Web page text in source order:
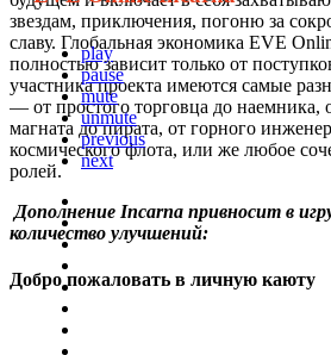
звездам, приключения, погоню за
славу. Глобальная экономика EVE
полностью зависит только от
участника проекта имеются самые
— от простого торговца до
магната до пирата, от горного
космического флота, или же любое
ролей.
Дополнение Incarna привносит в
количество улучшений:
Добро пожаловать в личную каюту
play
pause
mute
unmute
previous
next